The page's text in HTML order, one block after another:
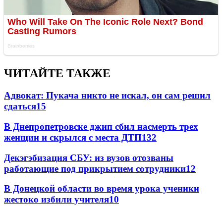
ЧИТАЙТЕ ТАКЖЕ
Адвокат: Пукача никто не искал, он сам решил
сдаться15
В Днепропетровске джип сбил насмерть трех
женщин и скрылся с места ДТП132
Декэгэбизация СБУ: из вузов отозваны
работающие под прикрытием сотрудники12
В Донецкой области во время урока ученики
жестоко избили учителя10